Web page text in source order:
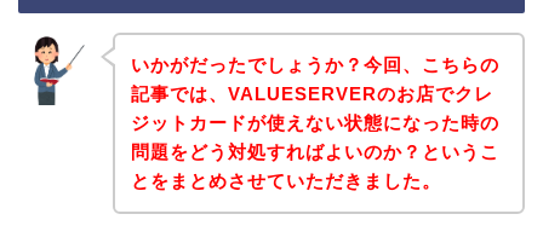
いかがだったでしょうか？今回、こちらの
記事では、VALUESERVERのお店でクレ
ジットカードが使えない状態になった時の
問題をどう対処すればよいのか？というこ
とをまとめさせていただきました。